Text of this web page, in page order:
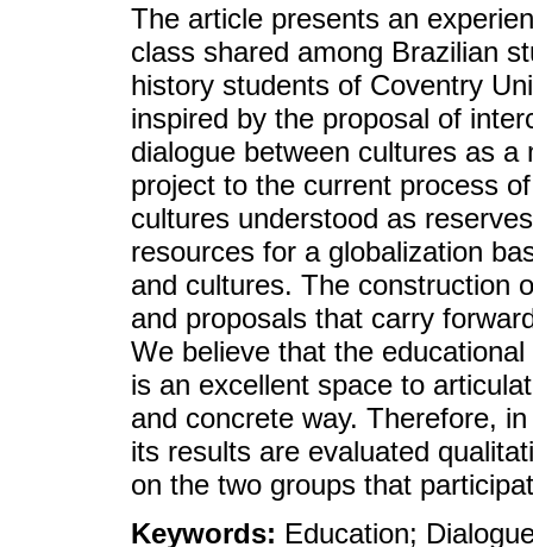
The article presents an
class shared among Brazilian
history students of Coventry
inspired by the proposal of
dialogue between cultures as
project to the current process
cultures understood as
resources for a globalization
and cultures. The construction
and proposals that carry
We believe that the
is an excellent space to
and concrete way. Therefore,
its results are evaluated
on the two groups that
Keywords: Education;